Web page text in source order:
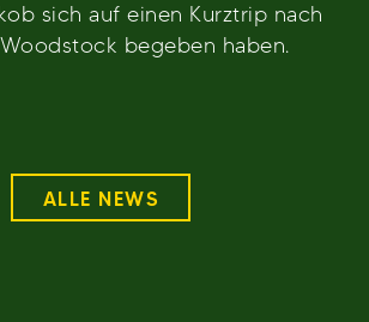
sich auf einen Kurztrip nach
begeben haben.
ALLE NEWS